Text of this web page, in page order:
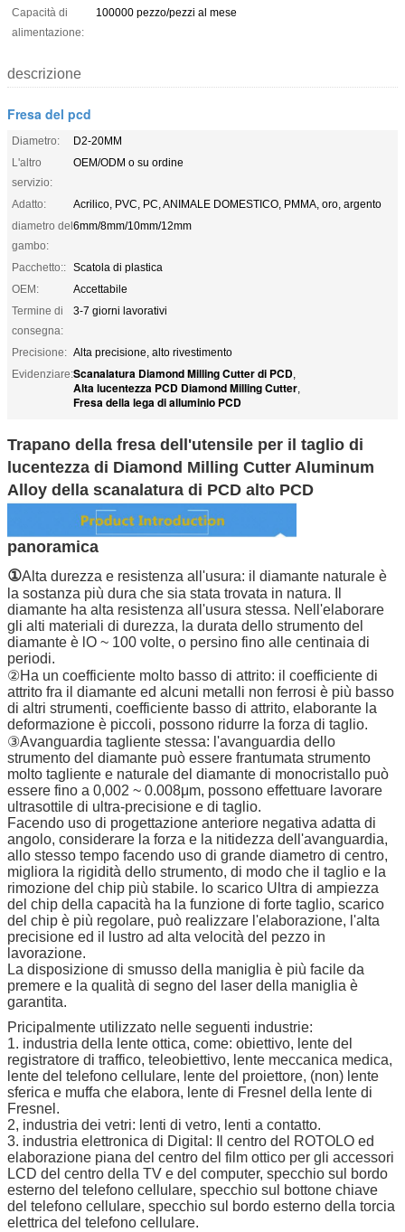
Capacità di
alimentazione:
100000 pezzo/pezzi al mese
descrizione
Fresa del pcd
Diametro:
D2-20MM
L'altro
servizio:
OEM/ODM o su ordine
Adatto:
Acrilico, PVC, PC, ANIMALE DOMESTICO, PMMA, oro, argento
diametro del
gambo:
6mm/8mm/10mm/12mm
Pacchetto:: Scatola di plastica
OEM:
Accettabile
Termine di
consegna:
3-7 giorni lavorativi
Precisione: Alta precisione, alto rivestimento
Evidenziare:Scanalatura Diamond Milling Cutter di PCD,
Alta lucentezza PCD Diamond Milling Cutter,
Fresa della lega di alluminio PCD
Trapano della fresa dell'utensile per il taglio di
lucentezza di Diamond Milling Cutter Aluminum
Alloy della scanalatura di PCD alto PCD
panoramica
①Alta durezza e resistenza all'usura: il diamante naturale è
la sostanza più dura che sia stata trovata in natura. Il
diamante ha alta resistenza all'usura stessa. Nell'elaborare
gli alti materiali di durezza, la durata dello strumento del
diamante è lO ~ 100 volte, o persino fino alle centinaia di
periodi.
②Ha un coefficiente molto basso di attrito: il coefficiente di
attrito fra il diamante ed alcuni metalli non ferrosi è più basso
di altri strumenti, coefficiente basso di attrito, elaborante la
deformazione è piccoli, possono ridurre la forza di taglio.
③Avanguardia tagliente stessa: l'avanguardia dello
strumento del diamante può essere frantumata strumento
molto tagliente e naturale del diamante di monocristallo può
essere fino a 0,002 ~ 0.008μm, possono effettuare lavorare
ultrasottile di ultra-precisione e di taglio.
Facendo uso di progettazione anteriore negativa adatta di
angolo, considerare la forza e la nitidezza dell'avanguardia,
allo stesso tempo facendo uso di grande diametro di centro,
migliora la rigidità dello strumento, di modo che il taglio e la
rimozione del chip più stabile. lo scarico Ultra di ampiezza
del chip della capacità ha la funzione di forte taglio, scarico
del chip è più regolare, può realizzare l'elaborazione, l'alta
precisione ed il lustro ad alta velocità del pezzo in
lavorazione.
La disposizione di smusso della maniglia è più facile da
premere e la qualità di segno del laser della maniglia è
garantita.
Pricipalmente utilizzato nelle seguenti industrie:
1. industria della lente ottica, come: obiettivo, lente del
registratore di traffico, teleobiettivo, lente meccanica medica,
lente del telefono cellulare, lente del proiettore, (non) lente
sferica e muffa che elabora, lente di Fresnel della lente di
Fresnel.
2, industria dei vetri: lenti di vetro, lenti a contatto.
3. industria elettronica di Digital: Il centro del ROTOLO ed
elaborazione piana del centro del film ottico per gli accessori
LCD del centro della TV e del computer, specchio sul bordo
esterno del telefono cellulare, specchio sul bottone chiave
del telefono cellulare, specchio sul bordo esterno della torcia
elettrica del telefono cellulare.